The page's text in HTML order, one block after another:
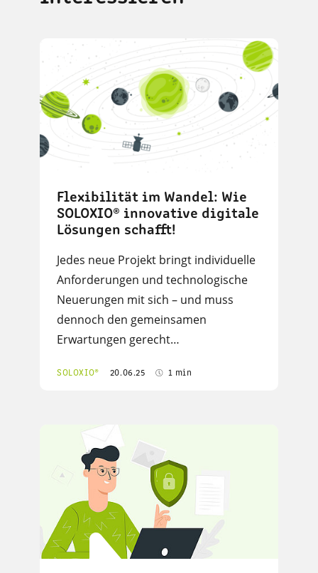
Flexibilität im Wandel: Wie
SOLOXIO® innovative digitale
Lösungen schafft!
Jedes neue Projekt bringt individuelle
Anforderungen und technologische
Neuerungen mit sich – und muss
dennoch den gemeinsamen
Erwartungen gerecht…
SOLOXIO® 20.06.25 1 min